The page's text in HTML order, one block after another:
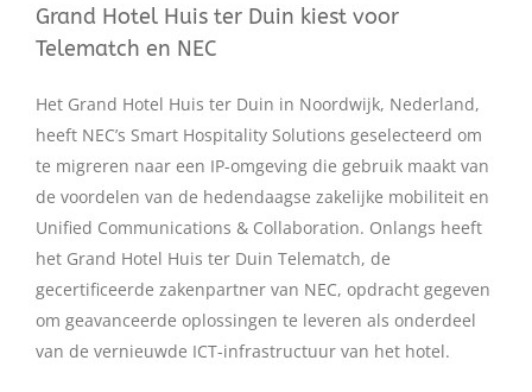
Grand Hotel Huis ter Duin kiest voor
Telematch en NEC
Het Grand Hotel Huis ter Duin in Noordwijk, Nederland,
heeft NEC’s Smart Hospitality Solutions geselecteerd om
te migreren naar een IP-omgeving die gebruik maakt van
de voordelen van de hedendaagse zakelijke mobiliteit en
Unified Communications & Collaboration. Onlangs heeft
het Grand Hotel Huis ter Duin Telematch, de
gecertificeerde zakenpartner van NEC, opdracht gegeven
om geavanceerde oplossingen te leveren als onderdeel
van de vernieuwde ICT-infrastructuur van het hotel.